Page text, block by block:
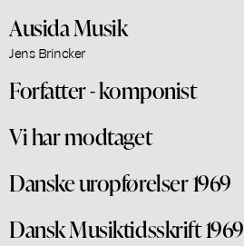
Ausida Musik
Jens Brincker
Forfatter - komponist
Vi har modtaget
Danske uropførelser 1969
Dansk Musiktidsskrift 1969